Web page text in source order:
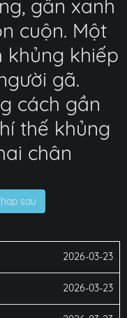
gân xanh
cuộn. Một
khủng khiếp
gã.
cách gần
thế khủng
chân
sau
2026-03-23
2026-03-23